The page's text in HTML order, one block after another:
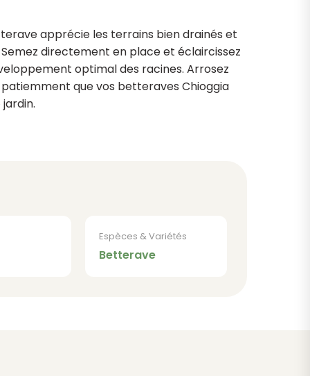
apprécie les terrains bien drainés et
directement en place et éclaircissez
optimal des racines. Arrosez
que vos betteraves Chioggia
Espèces & Variétés
Betterave